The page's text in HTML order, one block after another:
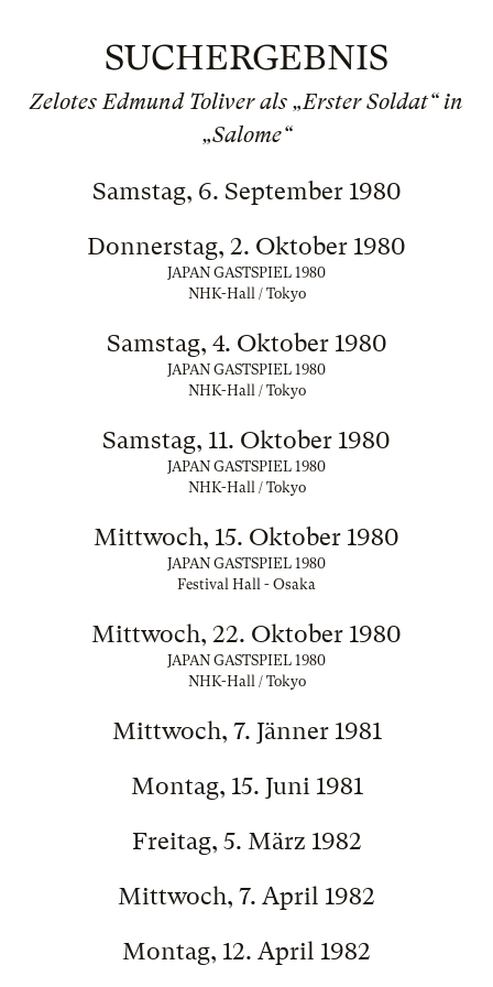
SUCHERGEBNIS
Zelotes Edmund Toliver als „Erster Soldat“ in
„Salome“
Samstag, 6. September 1980
Donnerstag, 2. Oktober 1980
JAPAN GASTSPIEL 1980
NHK-Hall / Tokyo
Samstag, 4. Oktober 1980
JAPAN GASTSPIEL 1980
NHK-Hall / Tokyo
Samstag, 11. Oktober 1980
JAPAN GASTSPIEL 1980
NHK-Hall / Tokyo
Mittwoch, 15. Oktober 1980
JAPAN GASTSPIEL 1980
Festival Hall - Osaka
Mittwoch, 22. Oktober 1980
JAPAN GASTSPIEL 1980
NHK-Hall / Tokyo
Mittwoch, 7. Jänner 1981
Montag, 15. Juni 1981
Freitag, 5. März 1982
Mittwoch, 7. April 1982
Montag, 12. April 1982